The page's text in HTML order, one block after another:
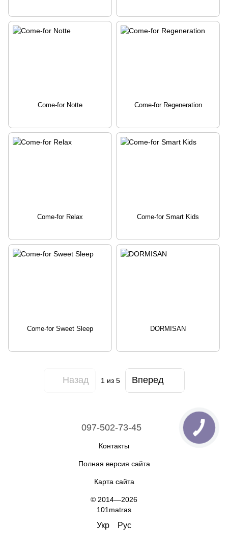
Come-for Notte Come-for Regeneration
Come-for Relax Come-for Smart Kids
Come-for Sweet Sleep DORMISAN
Назад 1 из 5 Вперед
097-502-73-45
Контакты
Полная версия сайта
Карта сайта
© 2014—2026
101matras
Укр Рус